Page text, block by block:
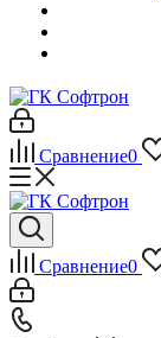
Сравнение0
Сравнение0